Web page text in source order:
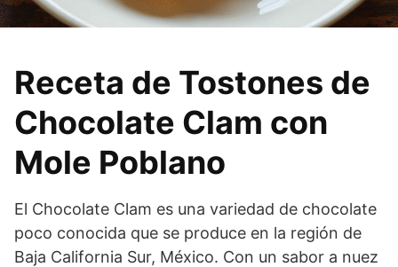
Receta de Tostones de
Chocolate Clam con
Mole Poblano
El Chocolate Clam es una variedad de chocolate
poco conocida que se produce en la región de
Baja California Sur, México. Con un sabor a nuez